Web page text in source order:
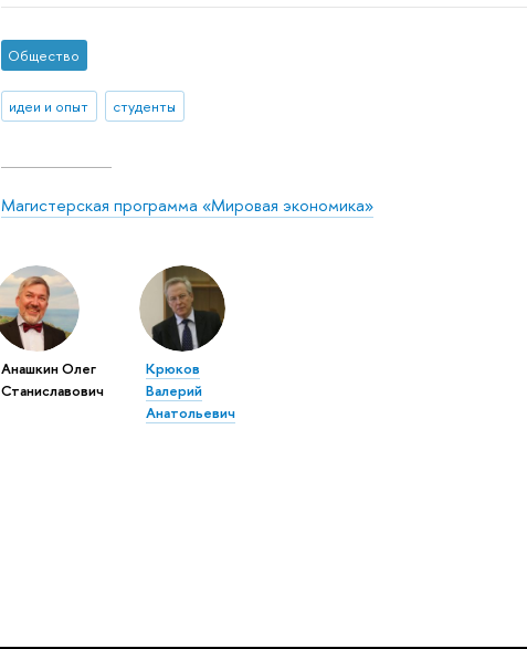
Общество
идеи и опыт студенты
Магистерская программа «Мировая экономика»
Анашкин Олег
Станиславович
Крюков
Валерий
Анатольевич